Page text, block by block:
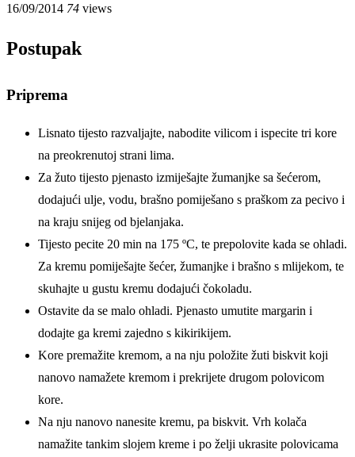
16/09/2014 74 views
Postupak
Priprema
Lisnato tijesto razvaljajte, nabodite vilicom i ispecite tri kore
na preokrenutoj strani lima.
Za žuto tijesto pjenasto izmiješajte žumanjke sa šećerom,
dodajući ulje, vodu, brašno pomiješano s praškom za pecivo i
na kraju snijeg od bjelanjaka.
Tijesto pecite 20 min na 175 ºC, te prepolovite kada se ohladi.
Za kremu pomiješajte šećer, žumanjke i brašno s mlijekom, te
skuhajte u gustu kremu dodajući čokoladu.
Ostavite da se malo ohladi. Pjenasto umutite margarin i
dodajte ga kremi zajedno s kikirikijem.
Kore premažite kremom, a na nju položite žuti biskvit koji
nanovo namažete kremom i prekrijete drugom polovicom
kore.
Na nju nanovo nanesite kremu, pa biskvit. Vrh kolača
namažite tankim slojem kreme i po želji ukrasite polovicama